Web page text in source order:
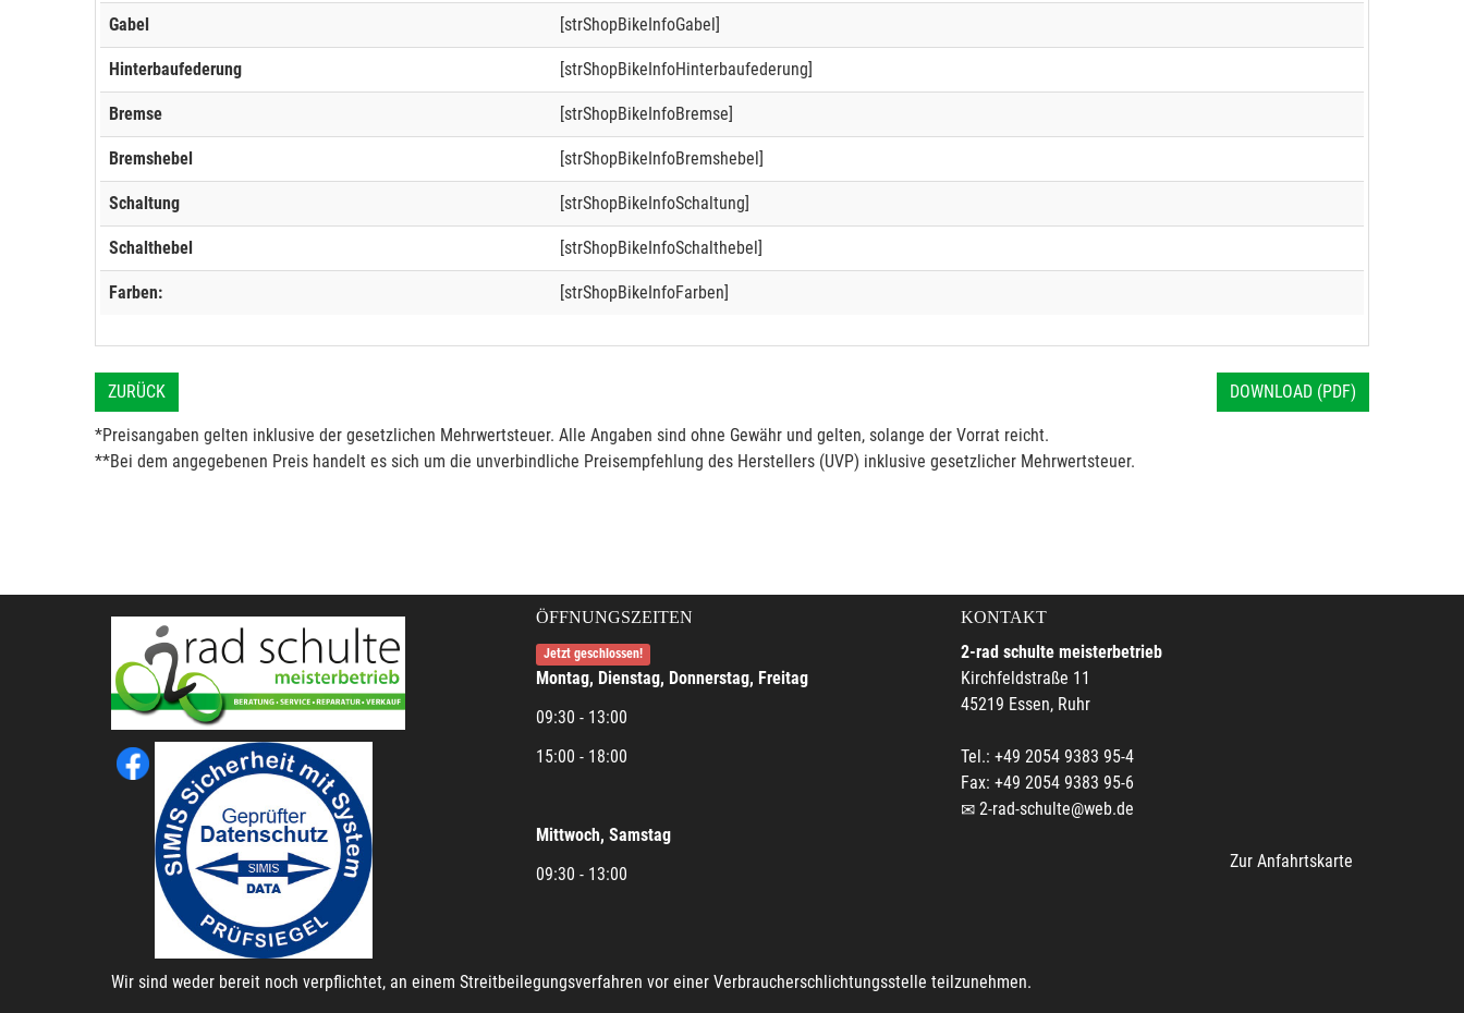
Gabel [strShopBikeInfoGabel]
Hinterbaufederung [strShopBikeInfoHinterbaufederung]
Bremse [strShopBikeInfoBremse]
Bremshebel [strShopBikeInfoBremshebel]
Schaltung [strShopBikeInfoSchaltung]
Schalthebel [strShopBikeInfoSchalthebel]
Farben: [strShopBikeInfoFarben]
ZURÜCK DOWNLOAD (PDF)
*Preisangaben gelten inklusive der gesetzlichen Mehrwertsteuer. Alle Angaben sind ohne Gewähr und gelten, solange der Vorrat reicht.
**Bei dem angegebenen Preis handelt es sich um die unverbindliche Preisempfehlung des Herstellers (UVP) inklusive gesetzlicher Mehrwertsteuer.
ÖFFNUNGSZEITEN
Jetzt geschlossen!
Montag, Dienstag, Donnerstag, Freitag
09:30 - 13:00
15:00 - 18:00
Mittwoch, Samstag
09:30 - 13:00
KONTAKT
2-rad schulte meisterbetrieb
Kirchfeldstraße 11
45219 Essen, Ruhr
Tel.: +49 2054 9383 95-4
Fax: +49 2054 9383 95-6
2-rad-schulte@web.de
Zur Anfahrtskarte
Wir sind weder bereit noch verpflichtet, an einem Streitbeilegungsverfahren vor einer Verbraucherschlichtungsstelle teilzunehmen.